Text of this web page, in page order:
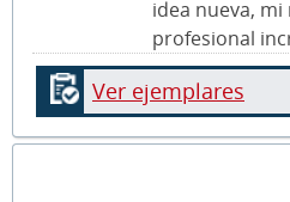
idea nueva,
profesional
Ver ejemplares